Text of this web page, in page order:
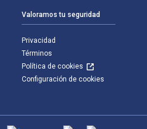
Valoramos tu seguridad
Privacidad
Términos
Política de cookies
Configuración de cookies